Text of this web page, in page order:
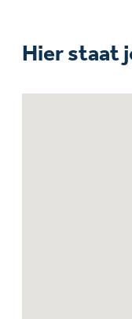
Hier staat